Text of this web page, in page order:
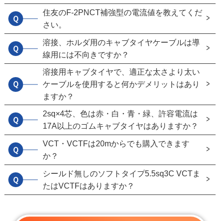
Ｑ
住友のF-2PNCT補強型の電流値を教えてくだ
さい。
Ｑ
溶接、ホルダ用のキャブタイヤケーブルは導
線用には不向きですか？
Ｑ
溶接用キャブタイヤで、適正な太さより太い
ケーブルを使用すると何かデメリットはあり
ますか？
Ｑ
2sq×4芯、色は赤・白・青・緑、許容電流は
17A以上のゴムキャブタイヤはありますか？
Ｑ
VCT・VCTFは20mからでも購入できます
か？
Ｑ
シールド無しのソフトタイプ5.5sq3C VCTま
たはVCTFはありますか？